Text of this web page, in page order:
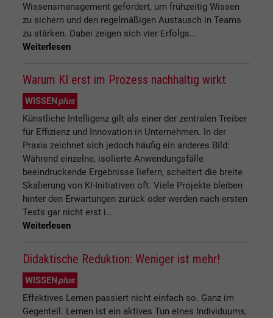
Wissensmanagement gefördert, um frühzeitig Wissen
zu sichern und den regelmäßigen Austausch in Teams
zu stärken. Dabei zeigen sich vier Erfolgs...
Weiterlesen
Warum KI erst im Prozess nachhaltig wirkt
WISSEN plus
Künstliche Intelligenz gilt als einer der zentralen Treiber
für Effizienz und Innovation in Unternehmen. In der
Praxis zeichnet sich jedoch häufig ein anderes Bild:
Während einzelne, isolierte Anwendungsfälle
beeindruckende Ergebnisse liefern, scheitert die breite
Skalierung von KI-Initiativen oft. Viele Projekte bleiben
hinter den Erwartungen zurück oder werden nach ersten
Tests gar nicht erst i...
Weiterlesen
Didaktische Reduktion: Weniger ist mehr!
WISSENplus
Effektives Lernen passiert nicht einfach so. Ganz im
Gegenteil. Lernen ist ein aktives Tun eines Individuums,